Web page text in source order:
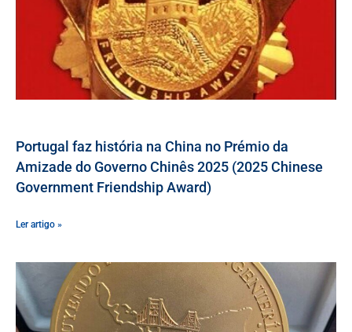
Portugal faz história na China no Prémio da
Amizade do Governo Chinês 2025 (2025 Chinese
Government Friendship Award)
Ler artigo »